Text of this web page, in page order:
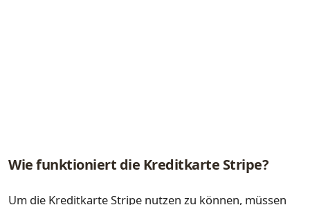
Wie funktioniert die Kreditkarte Stripe?
Um die Kreditkarte Stripe nutzen zu können, müssen